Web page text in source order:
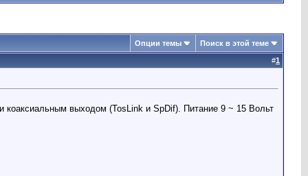
Опции темы Поиск в этой теме
#1
коаксиальным выходом (TosLink и SpDif). Питание 9 ~ 15 Вольт